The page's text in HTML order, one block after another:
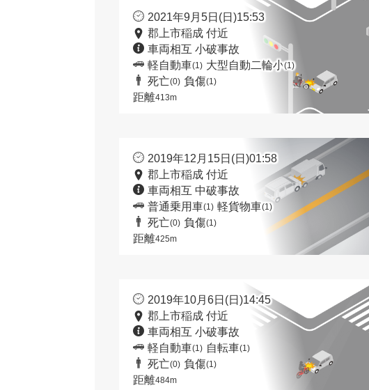
2021年9月5日(日)15:53
郡上市稲成 付近
車両相互 小破事故
軽自動車(1) 大型自動二輪小(1)
死亡(0) 負傷(1)
距離413m
2019年12月15日(日)01:58
郡上市稲成 付近
車両相互 中破事故
普通乗用車(1) 軽貨物車(1)
死亡(0) 負傷(1)
距離425m
2019年10月6日(日)14:45
郡上市稲成 付近
車両相互 小破事故
軽自動車(1) 自転車(1)
死亡(0) 負傷(1)
距離484m